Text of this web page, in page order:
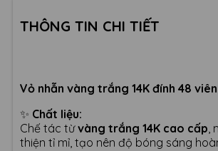
THÔNG TIN CHI TIẾT
Vỏ nhẫn vàng trắng 14K đính 48
✨ Chất liệu:
Chế tác từvàng trắng 14K cao cấp,
thiện tỉ mỉ, tạo nên độ bóng sáng